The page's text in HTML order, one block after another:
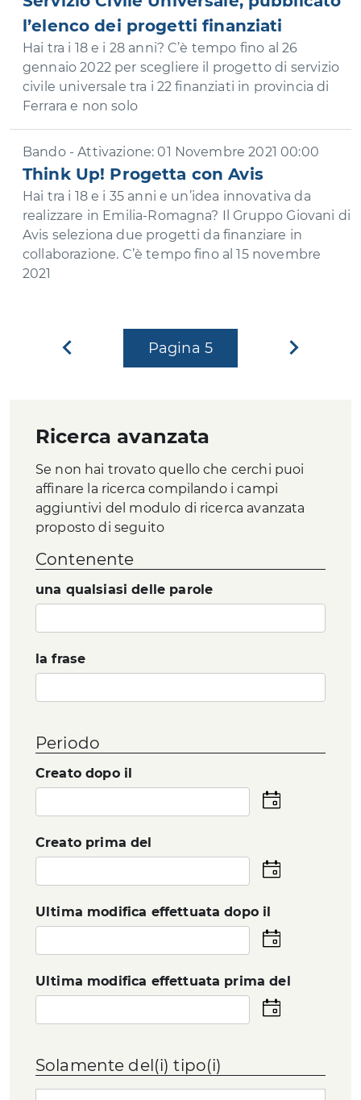
l’elenco dei progetti finanziati
Hai tra i 18 e i 28 anni? C’è tempo fino al 26
gennaio 2022 per scegliere il progetto di servizio
civile universale tra i 22 finanziati in provincia di
Ferrara e non solo
Bando - Attivazione: 01 Novembre 2021 00:00
Think Up! Progetta con Avis
Hai tra i 18 e i 35 anni e un’idea innovativa da
realizzare in Emilia-Romagna? Il Gruppo Giovani di
Avis seleziona due progetti da finanziare in
collaborazione. C’è tempo fino al 15 novembre
2021
Pagina 5
Ricerca avanzata
Se non hai trovato quello che cerchi puoi
affinare la ricerca compilando i campi
aggiuntivi del modulo di ricerca avanzata
proposto di seguito
Contenente
una qualsiasi delle parole
la frase
Periodo
Creato dopo il
Seleziona
la
Creato prima del
Seleziona
la
Ultima modifica effettuata dopo il
Seleziona
la
Ultima modifica effettuata prima del
Seleziona
la
Solamente del(i) tipo(i)